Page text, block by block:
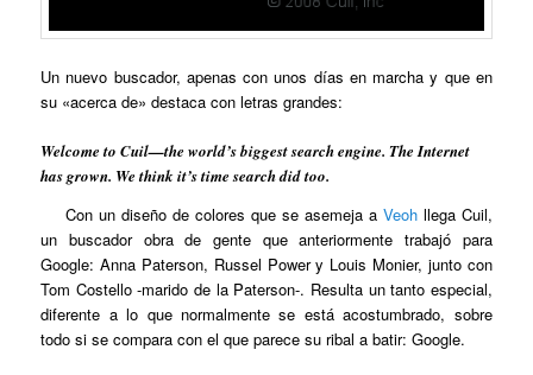
Un nuevo buscador, apenas con unos días en marcha y que en
su «acerca de» destaca con letras grandes:
Welcome to Cuil—the world’s biggest search engine. The Internet
has grown. We think it’s time search did too.
Con un diseño de colores que se asemeja a Veohllega Cuil,
un buscador obra de gente que anteriormente trabajó para
Google: Anna Paterson, Russel Power y Louis Monier, junto con
Tom Costello -marido de la Paterson-. Resulta un tanto especial,
diferente a lo que normalmente se está acostumbrado, sobre
todo si se compara con el que parece su ribal a batir: Google.